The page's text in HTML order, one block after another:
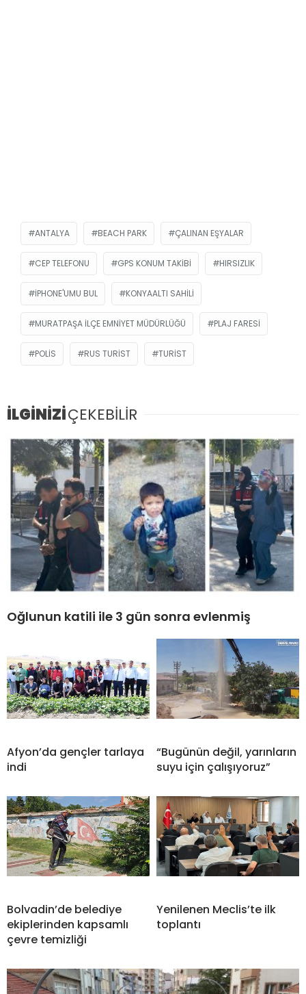
ANTALYA BEACH PARK ÇALINAN EŞYALAR
CEP TELEFONU GPS KONUM TAKIBI HIRSIZLIK
IPHONE'UMU BUL KONYAALTI SAHILI
MURATPAŞA İLÇE EMNIYET MÜDÜRLÜĞÜ PLAJ FARESI
POLIS RUS TURIST TURIST
İLGİNİZİÇEKEBİLİR
Oğlunun katili ile 3 gün sonra evlenmiş
Afyon’da gençler tarlaya
indi
“Bugünün değil, yarınların
suyu için çalışıyoruz”
Bolvadin’de belediye
ekiplerinden kapsamlı
çevre temizliği
Yenilenen Meclis’te ilk
toplantı